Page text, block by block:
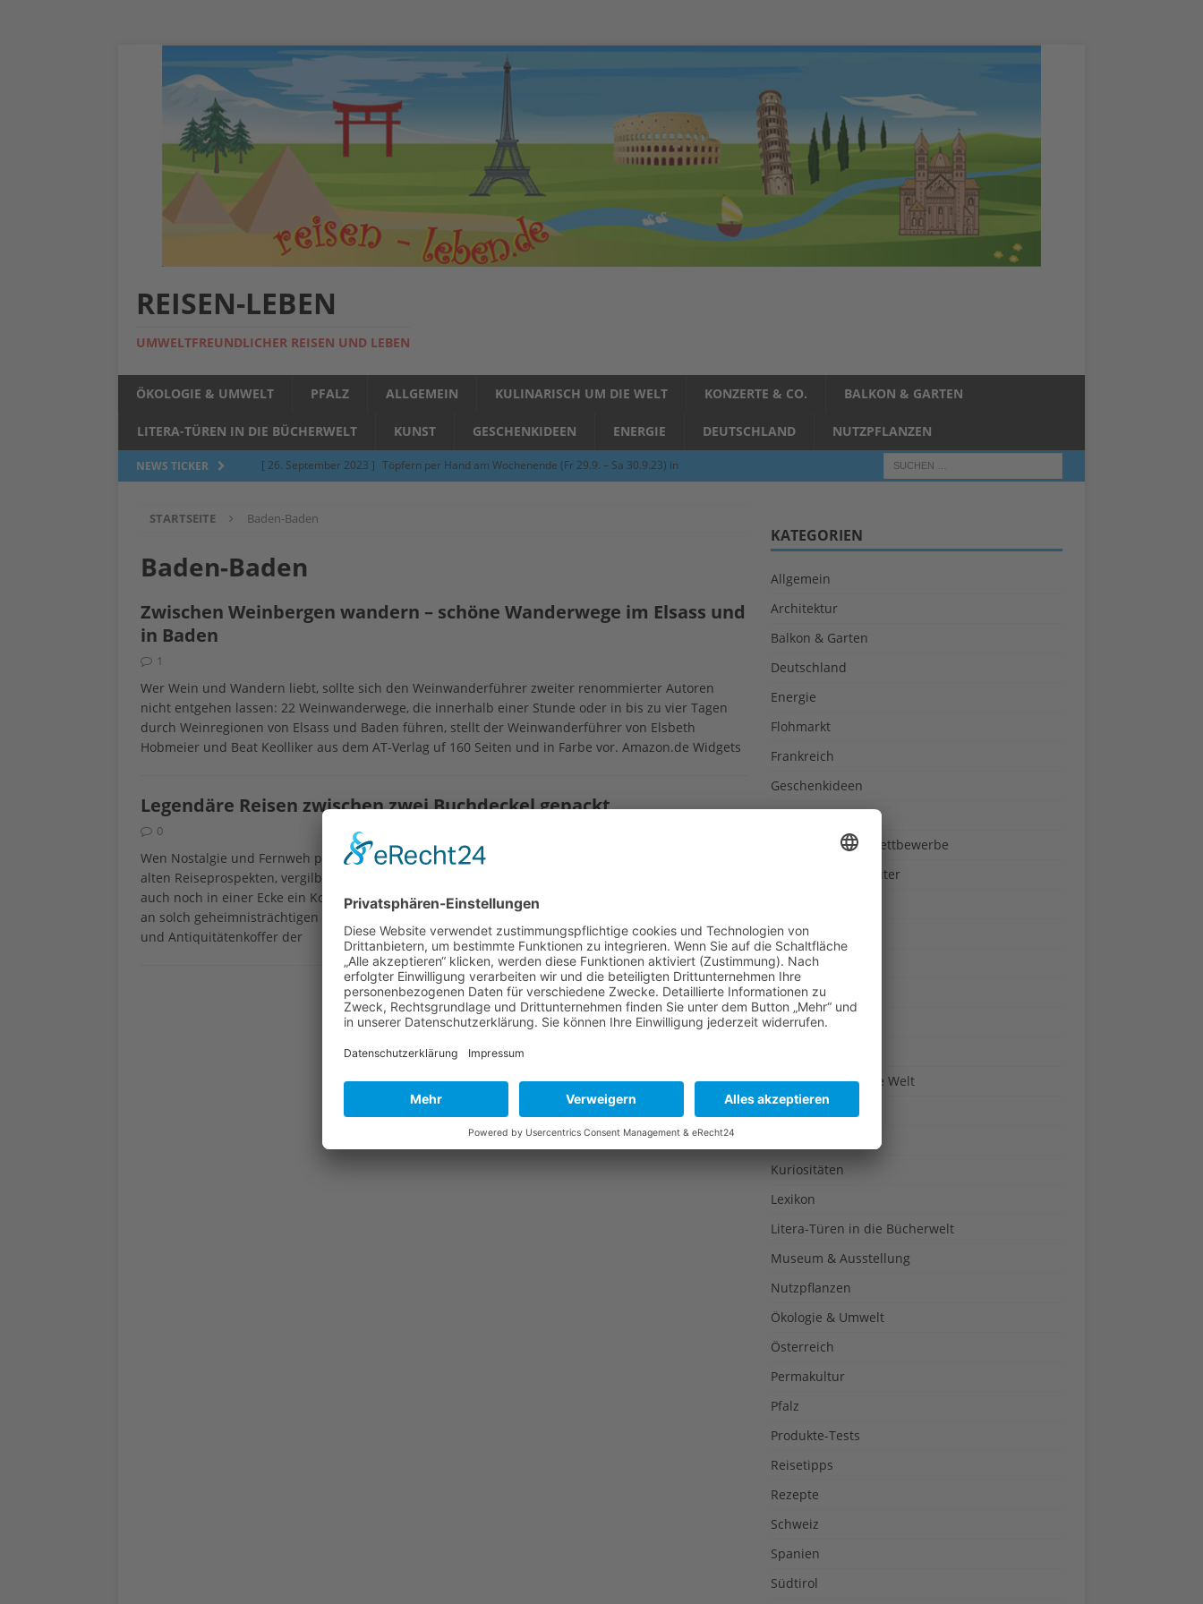
REISEN-LEBEN
UMWELTFREUNDLICHER REISEN UND LEBEN
ÖKOLOGIE & UMWELT PFALZ ALLGEMEIN KULINARISCH UM DIE WELT KONZERTE & CO. BALKON & GARTEN
LITERA-TÜREN IN DIE BÜCHERWELT KUNST GESCHENKIDEEN ENERGIE DEUTSCHLAND NUTZPFLANZEN
NEWS TICKER [ 26. September 2023 ] Töpfern per Hand am Wochenende (Fr 29.9. – Sa 30.9.23) in
[ 5. Juni 2023 ]
ALLGEMEIN
[ 24. März 2023 ] Töpfern per Hand am Abend in Limburgerhof
ALLGEMEIN
Jucken auf acht Beinen…
GESUNDHEIT
STARTSEITE Baden-Baden
Baden-Baden
Zwischen Weinbergen wandern – schöne Wanderwege im Elsass und
in Baden
1
Wer Wein und Wandern liebt, sollte sich den Weinwanderführer zweiter renommierter Autoren
nicht entgehen lassen: 22 Weinwanderwege, die innerhalb einer Stunde oder in bis zu vier Tagen
durch Weinregionen von Elsass und Baden führen, stellt der Weinwanderführer von Elsbeth
Hobmeier und Beat Keolliker aus dem AT-Verlag uf 160 Seiten und in Farbe vor. Amazon.de Widgets
Legendäre Reisen zwischen zwei Buchdeckel gepackt
0
Wen Nostalgie und Fernweh packen, der stöbert wohl mal im Regal oder auf dem Dachboden nach
alten Reiseprospekten, vergilbten Land- oder Postkarten aus Großmutters Jugend, vielleicht steht
auch noch in einer Ecke ein Koffer mit längst verblichenen Aufklebern (Rom, Kairo, Beijing). Wem es
an solch geheimnisträchtigen Orten für Regentage mangelt, der mag sich trösten mit einem Reise-
und Antiquitätenkoffer der
KATEGORIEN
Allgemein
Architektur
Balkon & Garten
Deutschland
Energie
Flohmarkt
Frankreich
Geschenkideen
Gewinnspiele & Wettbewerbe
Gewürze und Kräuter
Hochwasser
Ideen-Reich
Italien
Japan
Kulinarisch um die Welt
Kultur
Kuriositäten
Lexikon
Litera-Türen in die Bücherwelt
Museum & Ausstellung
Nutzpflanzen
Ökologie & Umwelt
Österreich
Permakultur
Pfalz
Produkte-Tests
Reisetipps
Rezepte
Schweiz
Spanien
Südtirol